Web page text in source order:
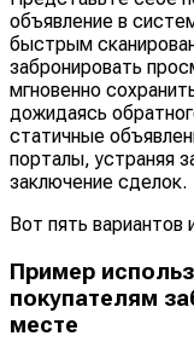
объявление в
быстрым
забронировать
мгновенно
дожидаясь
статичные
порталы, устраняя
заключение сделок.
Вот пять вариантов
Пример
покупателям
месте